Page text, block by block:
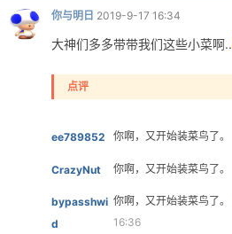
你与明日 2019-9-17 16:34
大神们多多带带我们这些小菜啊..
点评
ee789852 你啊，又开始装菜鸟了。
CrazyNut 你啊，又开始装菜鸟了。
bypasshwi
d
你啊，又开始装菜鸟了。
16:36